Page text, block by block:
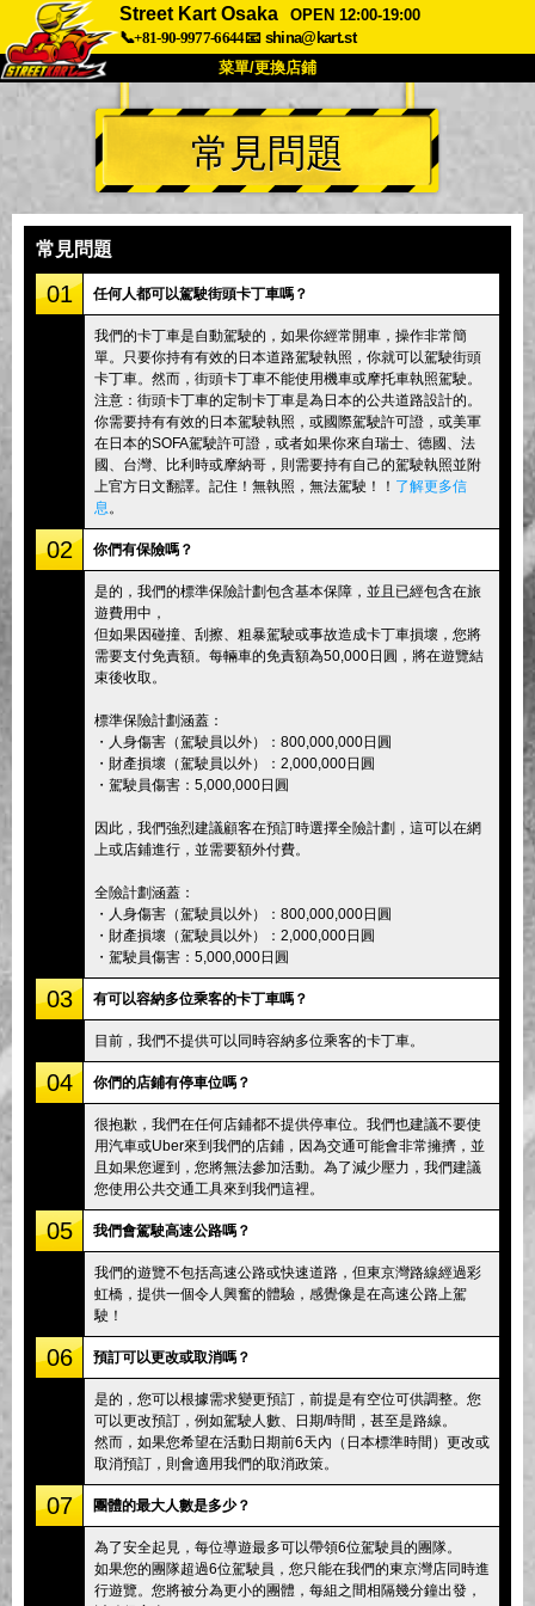
Street Kart Osaka
OPEN 12:00-19:00
📞+81-90-9977-6644📧 shina@kart.st
菜單/更換店鋪
首頁
關於 規格 價格
公司
更換店鋪
東京品川 #1 東京秋葉原#1
東京秋葉原#2 東京澀谷
東京澀谷附屬 東京灣
東京淺草 大阪
沖繩
常見問題
常見問題
01 任何人都可以駕駛街頭卡丁車嗎？
我們的卡丁車是自動駕駛的，如果你經常開車，操作非常簡
單。只要你持有有效的日本道路駕駛執照，你就可以駕駛街頭
卡丁車。然而，街頭卡丁車不能使用機車或摩托車執照駕駛。
注意：街頭卡丁車的定制卡丁車是為日本的公共道路設計的。
你需要持有有效的日本駕駛執照，或國際駕駛許可證，或美軍
在日本的SOFA駕駛許可證，或者如果你來自瑞士、德國、法
國、台灣、比利時或摩納哥，則需要持有自己的駕駛執照並附
上官方日文翻譯。記住！無執照，無法駕駛！！ 了解更多信
息 。
02 你們有保險嗎？
是的，我們的標準保險計劃包含基本保障，並且已經包含在旅
遊費用中，
但如果因碰撞、刮擦、粗暴駕駛或事故造成卡丁車損壞，您將
需要支付免責額。每輛車的免責額為50,000日圓，將在遊覽結
束後收取。
標準保險計劃涵蓋：
・人身傷害（駕駛員以外）：800,000,000日圓
・財產損壞（駕駛員以外）：2,000,000日圓
・駕駛員傷害：5,000,000日圓
因此，我們強烈建議顧客在預訂時選擇全險計劃，這可以在網
上或店鋪進行，並需要額外付費。
全險計劃涵蓋：
・人身傷害（駕駛員以外）：800,000,000日圓
・財產損壞（駕駛員以外）：2,000,000日圓
・駕駛員傷害：5,000,000日圓
03 有可以容納多位乘客的卡丁車嗎？
目前，我們不提供可以同時容納多位乘客的卡丁車。
04 你們的店鋪有停車位嗎？
很抱歉，我們在任何店鋪都不提供停車位。我們也建議不要使
用汽車或Uber來到我們的店鋪，因為交通可能會非常擁擠，並
且如果您遲到，您將無法參加活動。為了減少壓力，我們建議
您使用公共交通工具來到我們這裡。
05 我們會駕駛高速公路嗎？
我們的遊覽不包括高速公路或快速道路，但東京灣路線經過彩
虹橋，提供一個令人興奮的體驗，感覺像是在高速公路上駕
駛！
06 預訂可以更改或取消嗎？
是的，您可以根據需求變更預訂，前提是有空位可供調整。您
可以更改預訂，例如駕駛人數、日期/時間，甚至是路線。
然而，如果您希望在活動日期前6天內（日本標準時間）更改或
取消預訂，則會適用我們的取消政策。
07 團體的最大人數是多少？
為了安全起見，每位導遊最多可以帶領6位駕駛員的團隊。
如果您的團隊超過6位駕駛員，您只能在我們的東京灣店同時進
行遊覽。您將被分為更小的團體，每組之間相隔幾分鐘出發，